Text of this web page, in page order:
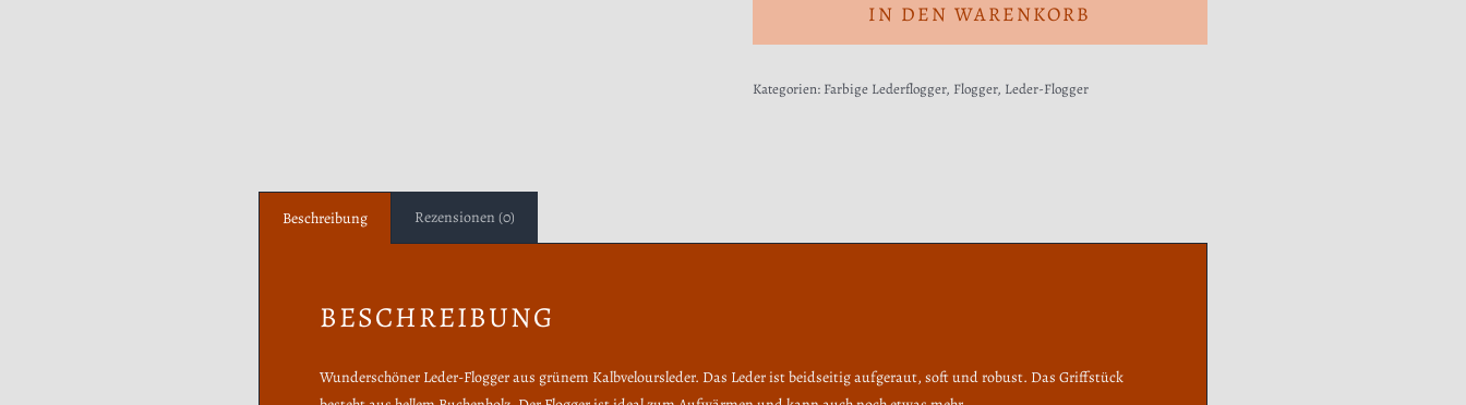
IN DEN WARENKORB
Kategorien: Farbige Lederflogger, Flogger, Leder-Flogger
Beschreibung Rezensionen (0)
BESCHREIBUNG
Wunderschöner Leder-Flogger aus grünem Kalbveloursleder. Das Leder ist beidseitig aufgeraut, soft und robust. Das Griffstück